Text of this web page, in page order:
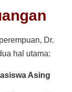
Dr.
hal utama:
Asing